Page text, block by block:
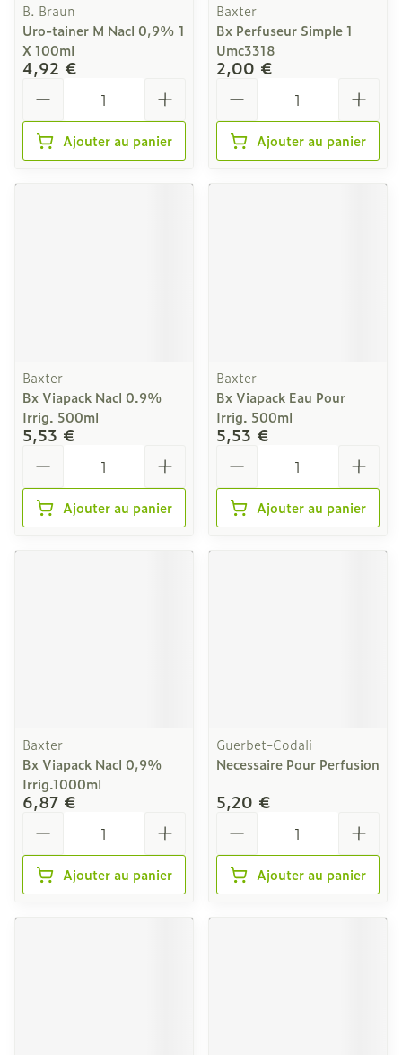
B. Braun
Uro-tainer M Nacl 0,9% 1
X 100ml
4,92 €
Ajouter au panier
Baxter
Bx Perfuseur Simple 1
Umc3318
2,00 €
Ajouter au panier
Baxter
Bx Viapack Nacl 0.9%
Irrig. 500ml
5,53 €
Ajouter au panier
Baxter
Bx Viapack Eau Pour
Irrig. 500ml
5,53 €
Ajouter au panier
Baxter
Bx Viapack Nacl 0,9%
Irrig.1000ml
6,87 €
Ajouter au panier
Guerbet-Codali
Necessaire Pour Perfusion
5,20 €
Ajouter au panier